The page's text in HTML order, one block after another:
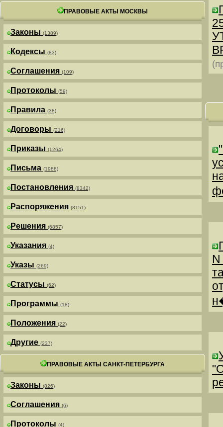
ПРАВОВЫЕ АКТЫ МОСКВЫ
Законы (1389)
Кодексы (83)
Соглашения (109)
Протоколы (59)
Правила (38)
Договоры (216)
Приказы (1264)
Письма (1988)
Постановления (8342)
Распоряжения (8151)
Решения (6857)
Указания (4)
Указы (269)
Статусы (62)
Программы (18)
Положения (22)
Другие (237)
ПРАВОВЫЕ АКТЫ САНКТ-ПЕТЕРБУРГА
Законы (826)
Соглашения (6)
Протоколы (4)